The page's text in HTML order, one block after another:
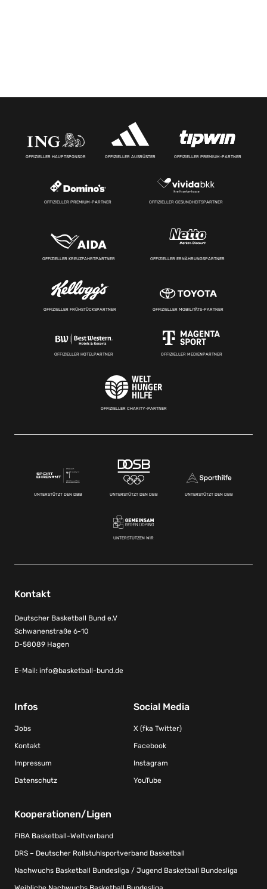
OFFIZIELLER HAUPTSPONSOR OFFIZIELLER AUSRÜSTER OFFIZIELLER PREMIUM-PARTNER
OFFIZIELLER PREMIUM-PARTNER OFFIZIELLER GESUNDHEITSPARTNER
OFFIZIELLER KREUZFAHRTPARTNER OFFIZIELLER ERNÄHRUNGSPARTNER
OFFIZIELLER FRÜHSTÜCKSPARTNER OFFIZIELLER MOBILITÄTS-PARTNER
OFFIZIELLER HOTELPARTNER OFFIZIELLER MEDIENPARTNER
OFFIZIELLER CHARITY-PARTNER
UNTERSTÜTZT DEN DBB UNTERSTÜTZT DEN DBB UNTERSTÜTZT DEN DBB
UNTERSTÜTZEN WIR
Kontakt
Deutscher Basketball Bund e.V
Schwanenstraße 6-10
D-58089 Hagen
E-Mail: info@basketball-bund.de
Infos
Jobs
Kontakt
Impressum
Datenschutz
Social Media
X (fka Twitter)
Facebook
Instagram
YouTube
Kooperationen/Ligen
FIBA Basketball-Weltverband
DRS – Deutscher Rollstuhlsportverband Basketball
Nachwuchs Basketball Bundesliga / Jugend Basketball Bundesliga